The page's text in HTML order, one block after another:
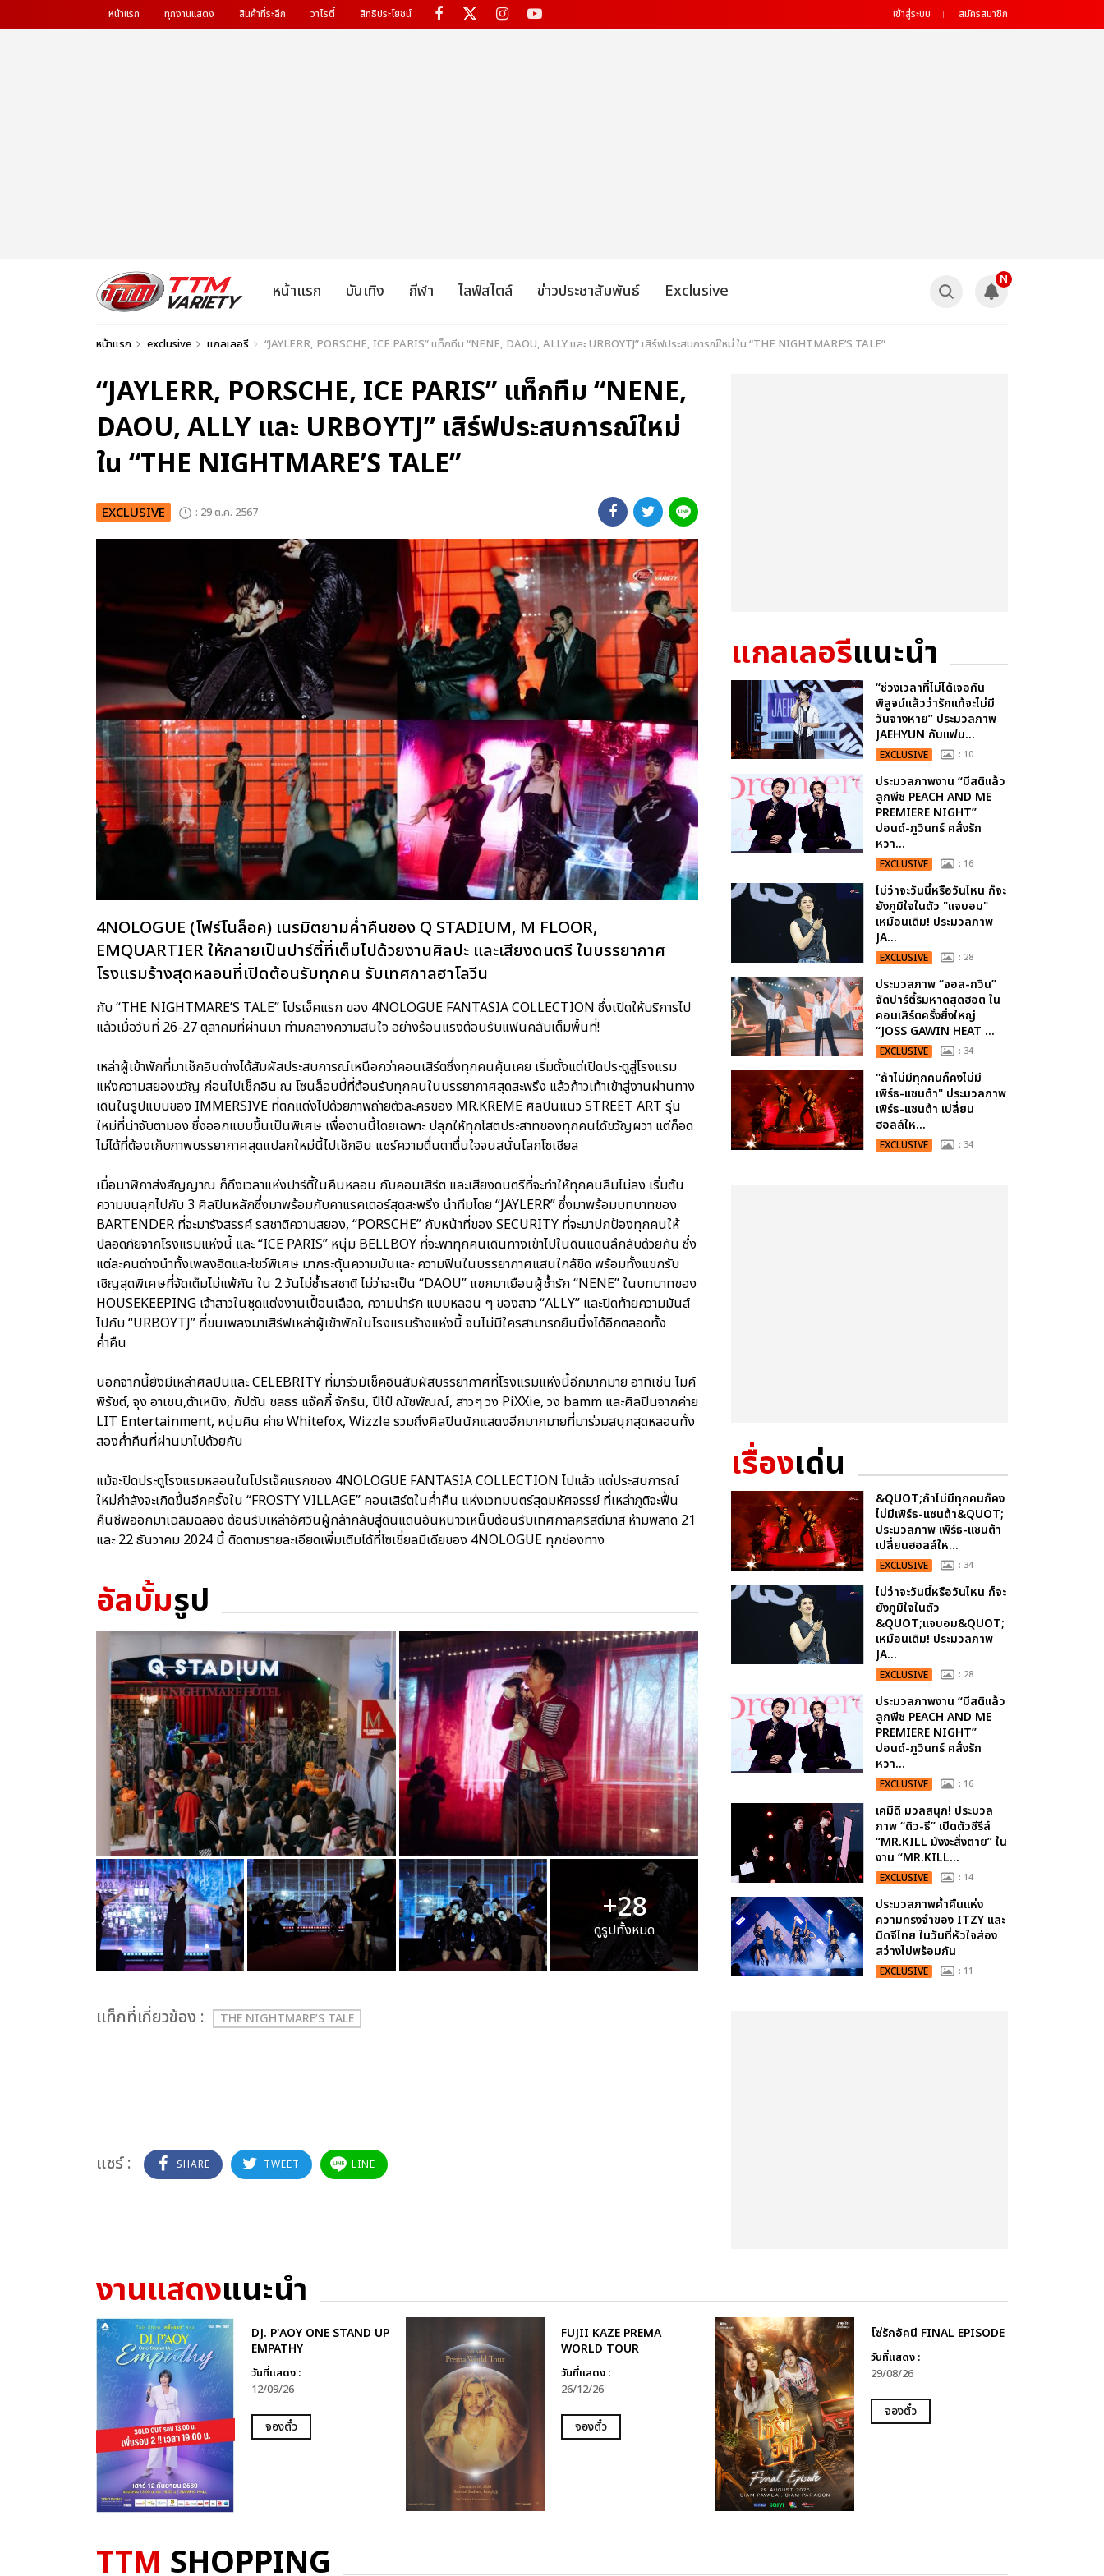
หน้าแรก ทุกงานแสดง สินค้าที่ระลึก วาไรตี้ สิทธิประโยชน์ เข้าสู่ระบบ สมัครสมาชิก
หน้าแรก บันเทิง กีฬา ไลฟ์สไตล์ ข่าวประชาสัมพันธ์ Exclusive
N
หน้าแรก exclusive แกลเลอรี “JAYLERR, PORSCHE, ICE PARIS” แท็กทีม “NENE, DAOU, ALLY และ URBOYTJ” เสิร์ฟประสบการณ์ใหม่ ใน “THE NIGHTMARE’S TALE”
“JAYLERR, PORSCHE, ICE PARIS” แท็กทีม “NENE,
DAOU, ALLY และ URBOYTJ” เสิร์ฟประสบการณ์ใหม่
ใน “THE NIGHTMARE’S TALE”
EXCLUSIVE : 29 ต.ค. 2567
4NOLOGUE (โฟร์โนล็อค) เนรมิตยามค่ำคืนของ Q STADIUM, M FLOOR,
EMQUARTIER ให้กลายเป็นปาร์ตี้ที่เต็มไปด้วยงานศิลปะ และเสียงดนตรี ในบรรยากาศ
โรงแรมร้างสุดหลอนที่เปิดต้อนรับทุกคน รับเทศกาลฮาโลวีน
กับ “THE NIGHTMARE’S TALE” โปรเจ็คแรก ของ 4NOLOGUE FANTASIA COLLECTION ซึ่งเปิดให้บริการไป
แล้วเมื่อวันที่ 26-27 ตุลาคมที่ผ่านมา ท่ามกลางความสนใจ อย่างร้อนแรงต้อนรับแฟนคลับเต็มพื้นที่!
เหล่าผู้เข้าพักที่มาเช็กอินต่างได้สัมผัสประสบการณ์เหนือกว่าคอนเสิร์ตซึ่งทุกคนคุ้นเคย เริ่มตั้งแต่เปิดประตูสู่โรงแรม
แห่งความสยองขวัญ ก่อนไปเช็กอิน ณ โซนล็อบบี้ที่ต้อนรับทุกคนในบรรยากาศสุดสะพรึง แล้วก้าวเท้าเข้าสู่งานผ่านทาง
เดินในรูปแบบของ IMMERSIVE ที่ตกแต่งไปด้วยภาพถ่ายตัวละครของ MR.KREME ศิลปินแนว STREET ART รุ่น
ใหม่ที่น่าจับตามอง ซึ่งออกแบบขึ้นเป็นพิเศษ เพื่องานนี้โดยเฉพาะ ปลุกให้ทุกโสตประสาทของทุกคนได้ขวัญผวา แต่ก็อด
ไม่ได้ที่ต้องเก็บภาพบรรยากาศสุดแปลกใหม่นี้ไปเช็กอิน แชร์ความตื่นตาตื่นใจจนสนั่นโลกโซเชียล
เมื่อนาฬิกาส่งสัญญาณ ก็ถึงเวลาแห่งปาร์ตี้ในคืนหลอน กับคอนเสิร์ต และเสียงดนตรีที่จะทำให้ทุกคนลืมไม่ลง เริ่มต้น
ความขนลุกไปกับ 3 ศิลปินหลักซึ่งมาพร้อมกับคาแรคเตอร์สุดสะพรึง นำทีมโดย “JAYLERR” ซึ่งมาพร้อมบทบาทของ
BARTENDER ที่จะมารังสรรค์ รสชาติความสยอง, “PORSCHE” กับหน้าที่ของ SECURITY ที่จะมาปกป้องทุกคนให้
ปลอดภัยจากโรงแรมแห่งนี้ และ “ICE PARIS” หนุ่ม BELLBOY ที่จะพาทุกคนเดินทางเข้าไปในดินแดนลึกลับด้วยกัน ซึ่ง
แต่ละคนต่างนำทั้งเพลงฮิตและโชว์พิเศษ มากระตุ้นความมันและ ความฟินในบรรยากาศแสนใกล้ชิด พร้อมทั้งแขกรับ
เชิญสุดพิเศษที่จัดเต็มไม่แพ้กัน ใน 2 วันไม่ซ้ำรสชาติ ไม่ว่าจะเป็น “DAOU” แขกมาเยือนผู้ช้ำรัก “NENE” ในบทบาทของ
HOUSEKEEPING เจ้าสาวในชุดแต่งงานเปื้อนเลือด, ความน่ารัก แบบหลอน ๆ ของสาว “ALLY” และปิดท้ายความมันส์
ไปกับ “URBOYTJ” ที่ขนเพลงมาเสิร์ฟเหล่าผู้เข้าพักในโรงแรมร้างแห่งนี้ จนไม่มีใครสามารถยืนนิ่งได้อีกตลอดทั้ง
ค่ำคืน
นอกจากนี้ยังมีเหล่าศิลปินและ CELEBRITY ที่มาร่วมเช็คอินสัมผัสบรรยากาศที่โรงแรมแห่งนี้อีกมากมาย อาทิเช่น ไมค์
พิรัชต์, จุง อาเชน,ต้าเหนิง, กัปตัน ชลธร แจ๊คกี้ จักริน, ปีโป้ ณัชพัณณ์, สาวๆ วง PiXXie, วง bamm และศิลปินจากค่าย
LIT Entertainment, หนุ่มคิน ค่าย Whitefox, Wizzle รวมถึงศิลปินนักแสดงอีกมากมายที่มาร่วมสนุกสุดหลอนทั้ง
สองค่ำคืนที่ผ่านมาไปด้วยกัน
แม้จะปิดประตูโรงแรมหลอนในโปรเจ็คแรกของ 4NOLOGUE FANTASIA COLLECTION ไปแล้ว แต่ประสบการณ์
ใหม่กำลังจะเกิดขึ้นอีกครั้งใน “FROSTY VILLAGE” คอนเสิร์ตในค่ำคืน แห่งเวทมนตร์สุดมหัศจรรย์ ที่เหล่าภูติจะฟื้น
คืนชีพออกมาเฉลิมฉลอง ต้อนรับเหล่าอัศวินผู้กล้ากลับสู่ดินแดนอันหนาวเหน็บต้อนรับเทศกาลคริสต์มาส ห้ามพลาด 21
และ 22 ธันวาคม 2024 นี้ ติดตามรายละเอียดเพิ่มเติมได้ที่โซเชี่ยลมีเดียของ 4NOLOGUE ทุกช่องทาง
อัลบั้มรูป
+28
ดูรูปทั้งหมด
เเท็กที่เกี่ยวข้อง : THE NIGHTMARE’S TALE
แชร์ : SHARE TWEET LINE
แกลเลอรีแนะนำ
“ช่วงเวลาที่ไม่ได้เจอกัน
พิสูจน์แล้วว่ารักแท้จะไม่มี
วันจางหาย” ประมวลภาพ
JAEHYUN กับแฟน...
EXCLUSIVE : 10
ประมวลภาพงาน “มีสติแล้ว
ลูกพีช PEACH AND ME
PREMIERE NIGHT”
ปอนด์-ภูวินทร์ คลั่งรัก
หวา...
EXCLUSIVE : 16
ไม่ว่าจะวันนี้หรือวันไหน ก็จะ
ยังภูมิใจในตัว "แจบอม"
เหมือนเดิม! ประมวลภาพ
JA...
EXCLUSIVE : 28
ประมวลภาพ “จอส-กวิน”
จัดปาร์ตี้ริมหาดสุดฮอต ใน
คอนเสิร์ตครั้งยิ่งใหญ่
“JOSS GAWIN HEAT ...
EXCLUSIVE : 34
"ถ้าไม่มีทุกคนก็คงไม่มี
เพิร์ธ-แซนต้า" ประมวลภาพ
เพิร์ธ-แซนต้า เปลี่ยน
ฮอลล์ให...
EXCLUSIVE : 34
เรื่องเด่น
&QUOT;ถ้าไม่มีทุกคนก็คง
ไม่มีเพิร์ธ-แซนต้า&QUOT;
ประมวลภาพ เพิร์ธ-แซนต้า
เปลี่ยนฮอลล์ให...
EXCLUSIVE : 34
ไม่ว่าจะวันนี้หรือวันไหน ก็จะ
ยังภูมิใจในตัว
&QUOT;แจบอม&QUOT;
เหมือนเดิม! ประมวลภาพ
JA...
EXCLUSIVE : 28
ประมวลภาพงาน “มีสติแล้ว
ลูกพีช PEACH AND ME
PREMIERE NIGHT”
ปอนด์-ภูวินทร์ คลั่งรัก
หวา...
EXCLUSIVE : 16
เคมีดี มวลสนุก! ประมวล
ภาพ “ดิว-ธี” เปิดตัวซีรีส์
“MR.KILL มังงะสั่งตาย” ใน
งาน “MR.KILL...
EXCLUSIVE : 14
ประมวลภาพค่ำคืนแห่ง
ความทรงจำของ ITZY และ
มิดจีไทย ในวันที่หัวใจส่อง
สว่างไปพร้อมกัน
EXCLUSIVE : 11
งานแสดงแนะนำ
DJ. P'AOY ONE STAND UP
EMPATHY
วันที่แสดง :
12/09/26
จองตั๋ว
FUJII KAZE PREMA
WORLD TOUR
วันที่แสดง :
26/12/26
จองตั๋ว
โซ่รักอัคนี FINAL EPISODE
วันที่แสดง :
29/08/26
จองตั๋ว
TTM SHOPPING